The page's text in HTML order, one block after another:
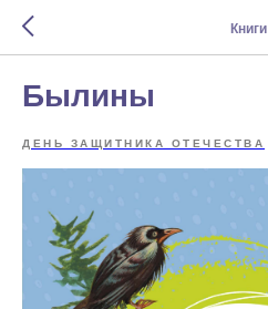
Книги
Былины
ДЕНЬ ЗАЩИТНИКА ОТЕЧЕСТВА